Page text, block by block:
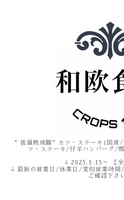
”低温熟成豚”カツ・ステーキ(国
ツ・ステーキ/仔羊ハンバーグ/
⁂ 2025.1.15～ 【全
⁂ 最新の営業日/休業日/変則営業時
ご確認下さ